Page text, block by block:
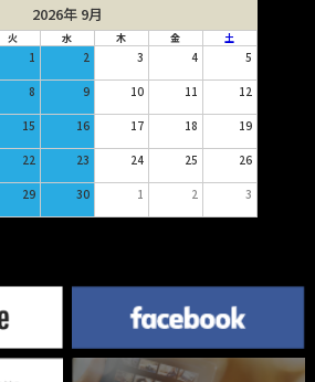
2026年 9月
火 水 木 金 土
1 2 3 4 5
8 9 10 11 12
15 16 17 18 19
22 23 24 25 26
29 30 1 2 3